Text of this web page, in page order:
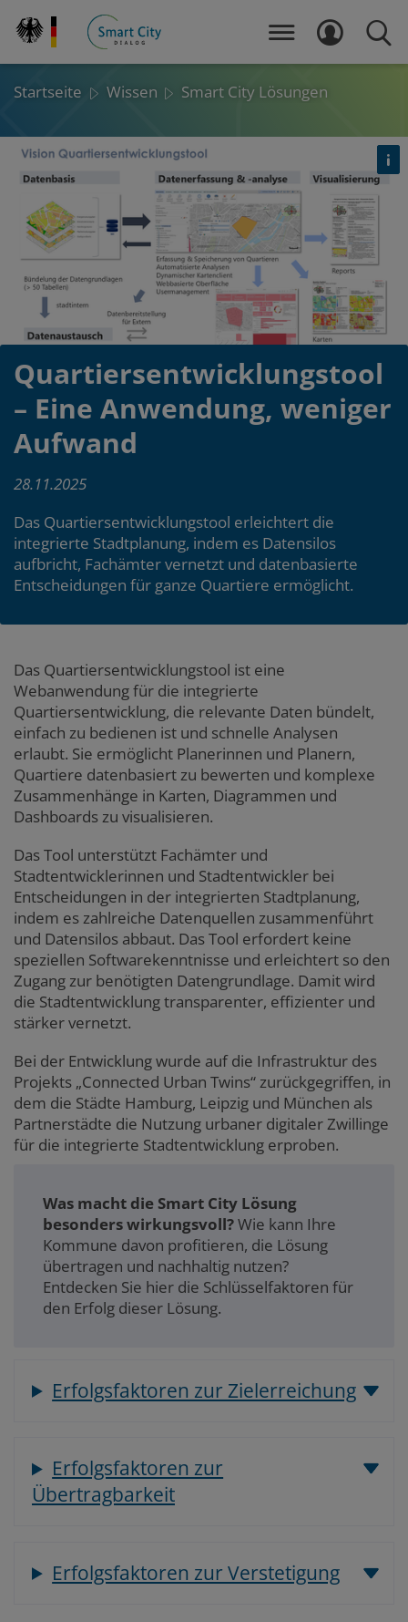
zum
MENÜ LOGIN
Startseite Wissen Smart City Lösungen
Quartiersentwicklungstool
– Eine Anwendung, weniger
Aufwand
28.11.2025
Das Quartiersentwicklungstool erleichtert die
integrierte Stadtplanung, indem es Datensilos
aufbricht, Fachämter vernetzt und datenbasierte
Entscheidungen für ganze Quartiere ermöglicht.
Zum
Seitenbereich
Zum
Hauptinhalt
Content
Das Quartiersentwicklungstool ist eine
Webanwendung für die integrierte
Quartiersentwicklung, die relevante Daten bündelt,
einfach zu bedienen ist und schnelle Analysen
erlaubt. Sie ermöglicht Planerinnen und Planern,
Quartiere datenbasiert zu bewerten und komplexe
Zusammenhänge in Karten, Diagrammen und
Dashboards zu visualisieren.
Das Tool unterstützt Fachämter und
Stadtentwicklerinnen und Stadtentwickler bei
Entscheidungen in der integrierten Stadtplanung,
indem es zahlreiche Datenquellen zusammenführt
und Datensilos abbaut. Das Tool erfordert keine
speziellen Softwarekenntnisse und erleichtert so den
Zugang zur benötigten Datengrundlage. Damit wird
die Stadtentwicklung transparenter, effizienter und
stärker vernetzt.
Bei der Entwicklung wurde auf die Infrastruktur des
Projekts „Connected Urban Twins“ zurückgegriffen, in
dem die Städte Hamburg, Leipzig und München als
Partnerstädte die Nutzung urbaner digitaler Zwillinge
für die integrierte Stadtentwicklung erproben.
Was macht die Smart City Lösung
besonders wirkungsvoll?Wie kann Ihre
Kommune davon profitieren, die Lösung
übertragen und nachhaltig nutzen?
Entdecken Sie hier die Schlüsselfaktoren für
den Erfolg dieser Lösung.
Erfolgsfaktoren zur Zielerreichung
Erfolgsfaktoren zur
Übertragbarkeit
Erfolgsfaktoren zur Verstetigung